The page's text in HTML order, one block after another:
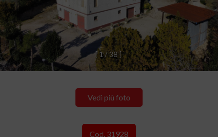
[ 1 / 38 ]
Vedi più foto
Cod. 31928